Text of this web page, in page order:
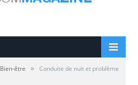
Bien-être »
Conduite de nuit et problème